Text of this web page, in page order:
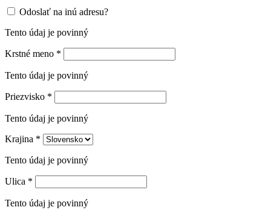
Odoslať na inú adresu?
Tento údaj je povinný
Krstné meno *
Tento údaj je povinný
Priezvisko *
Tento údaj je povinný
Krajina *
Tento údaj je povinný
Ulica *
Tento údaj je povinný